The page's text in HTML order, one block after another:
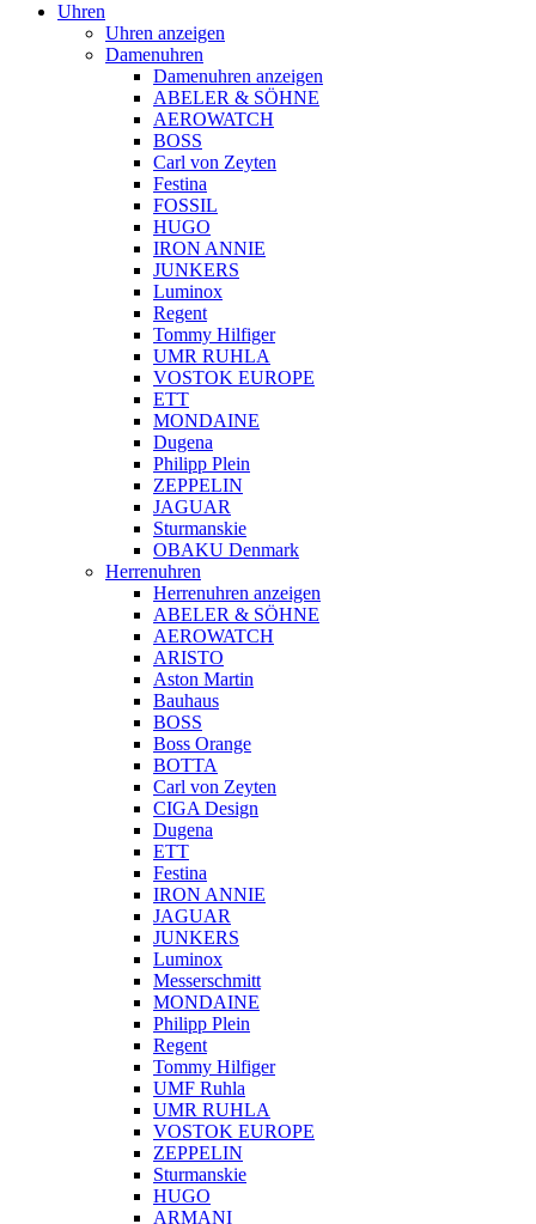
Uhren
Uhren anzeigen
Damenuhren
Damenuhren anzeigen
ABELER & SÖHNE
AEROWATCH
BOSS
Carl von Zeyten
Festina
FOSSIL
HUGO
IRON ANNIE
JUNKERS
Luminox
Regent
Tommy Hilfiger
UMR RUHLA
VOSTOK EUROPE
ETT
MONDAINE
Dugena
Philipp Plein
ZEPPELIN
JAGUAR
Sturmanskie
OBAKU Denmark
Herrenuhren
Herrenuhren anzeigen
ABELER & SÖHNE
AEROWATCH
ARISTO
Aston Martin
Bauhaus
BOSS
Boss Orange
BOTTA
Carl von Zeyten
CIGA Design
Dugena
ETT
Festina
IRON ANNIE
JAGUAR
JUNKERS
Luminox
Messerschmitt
MONDAINE
Philipp Plein
Regent
Tommy Hilfiger
UMF Ruhla
UMR RUHLA
VOSTOK EUROPE
ZEPPELIN
Sturmanskie
HUGO
ARMANI